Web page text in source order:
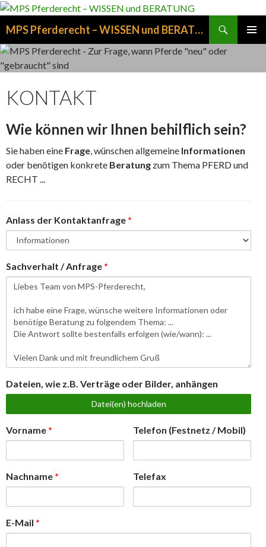
MPS Pferderecht – WISSEN und BERATUNG
INHALT
SPRINGEN
KONTAKT
Wie können wir Ihnen behilflich sein?
Sie haben eine Frage, wünschen allgemeine Informationen
oder benötigen konkrete Beratung zum Thema PFERD und
RECHT ...
Anlass der Kontaktanfrage *
Sachverhalt / Anfrage *
Dateien, wie z.B. Verträge oder Bilder, anhängen
Datei(en) hochladen
Vorname *
Nachname *
Telefon (Festnetz / Mobil)
Telefax
E-Mail *